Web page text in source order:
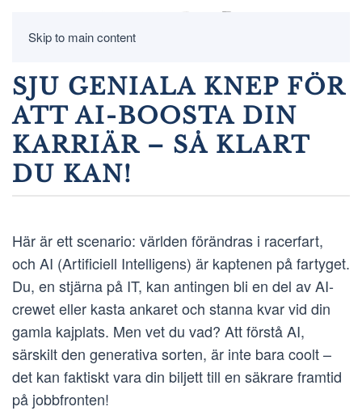
Skip to main content
SJU GENIALA KNEP FÖR
ATT AI-BOOSTA DIN
KARRIÄR – SÅ KLART
DU KAN!
Här är ett scenario: världen förändras i racerfart,
och AI (Artificiell Intelligens) är kaptenen på fartyget.
Du, en stjärna på IT, kan antingen bli en del av AI-
crewet eller kasta ankaret och stanna kvar vid din
gamla kajplats. Men vet du vad? Att förstå AI,
särskilt den generativa sorten, är inte bara coolt –
det kan faktiskt vara din biljett till en säkrare framtid
på jobbfronten!